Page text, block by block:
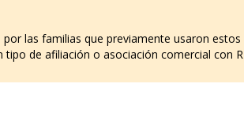
las familias que previamente usaron
de afiliación o asociación comercial con